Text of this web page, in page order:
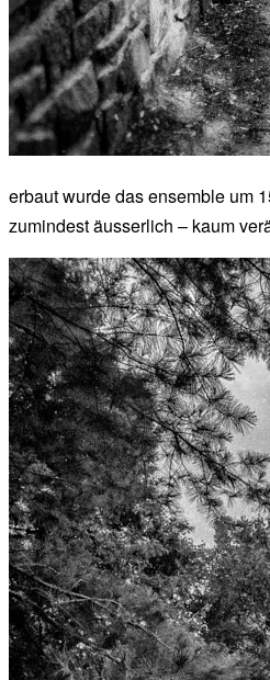
erbaut wurde das ensemble um
zumindest äusserlich – kaum